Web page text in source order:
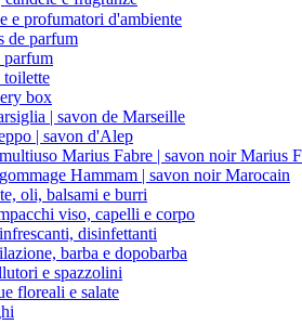
e profumatori d'ambiente
de parfum
parfum
toilette
box
| savon de Marseille
| savon d'Alep
Marius Fabre | savon noir Marius
Hammam | savon noir Marocain
oli, balsami e burri
viso, capelli e corpo
disinfettanti
barba e dopobarba
e spazzolini
floreali e salate